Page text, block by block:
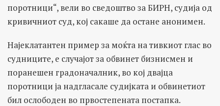
поротници“, вели во сведоштво за БИРН, судија од
кривичниот суд, кој сакаше да остане анонимен.
Најеклатантен пример за моќта на тивкиот глас во
судниците, е случајот за обвинет бизнисмен и
поранешен градоначалник, во кој двајца
поротници ја надгласале судијката и обвинетиот
бил ослободен во првостепената постапка.